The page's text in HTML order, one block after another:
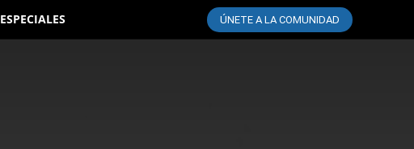
ESPECIALES ÚNETE A LA COMUNIDAD